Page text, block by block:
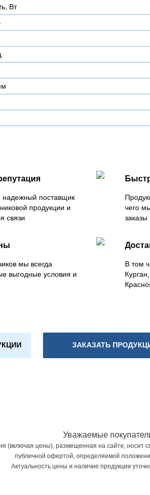
Вт
поставщик
продукции и
связи
чего
заказы
мы всегда
выгодные условия и
В том
ЗАКАЗАТЬ
Уважаемые
(включая цены), размещенная на сайте, носит
публичной офертой, определяемой
Актуальность цены и наличие продукции